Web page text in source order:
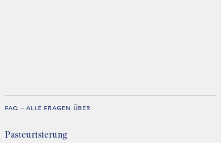
FAQ – ALLE FRAGEN ÜBER
Pasteurisierung